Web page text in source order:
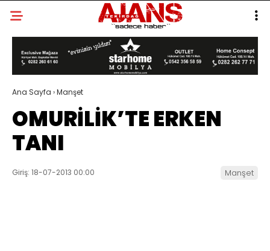
Ana Sayfa ›Manşet
OMURİLİK’TE ERKEN
TANI
Giriş: 18-07-2013 00:00 Manşet